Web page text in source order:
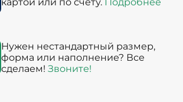
Нужен нестандартный размер,
форма или наполнение? Все
сделаем! Звоните!